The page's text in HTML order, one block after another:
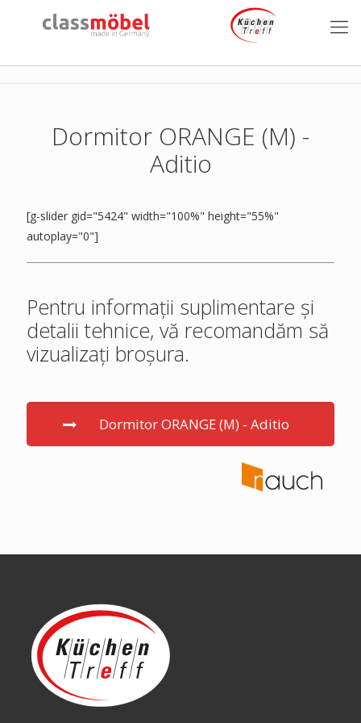
Dormitor ORANGE (M) -
Aditio
[g-slider gid="5424" width="100%" height="55%"
autoplay="0"]
Pentru informații suplimentare și
detalii tehnice, vă recomandăm să
vizualizați broșura.
Dormitor ORANGE (M) - Aditio